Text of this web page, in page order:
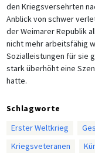
den Kriegsversehrten
Anblick von schwer
der Weimarer Republik
nicht mehr arbeitsfähig
Sozialleistungen für sie
stark überhöht eine
hatte.
Schlagworte
Erster Weltkrieg
Kriegsveteranen